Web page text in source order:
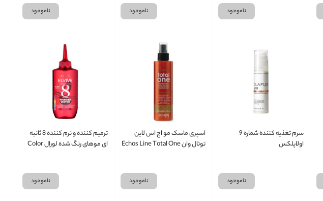
ناموجود ناموجود ناموجود
سرم تغذیه کننده شماره 9
اولاپلکس
ناموجود
اسپری ماسک مو اچ اس لاین
توتال وان Echos Line Total One
ناموجود
ترمیم کننده و نرم کننده 8 ثانیه
ای موهای رنگ شده لورال Color
ناموجود